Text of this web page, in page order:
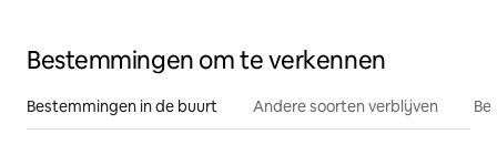
Bestemmingen om te verkennen
Bestemmingen in de buurt Andere soorten verblijven